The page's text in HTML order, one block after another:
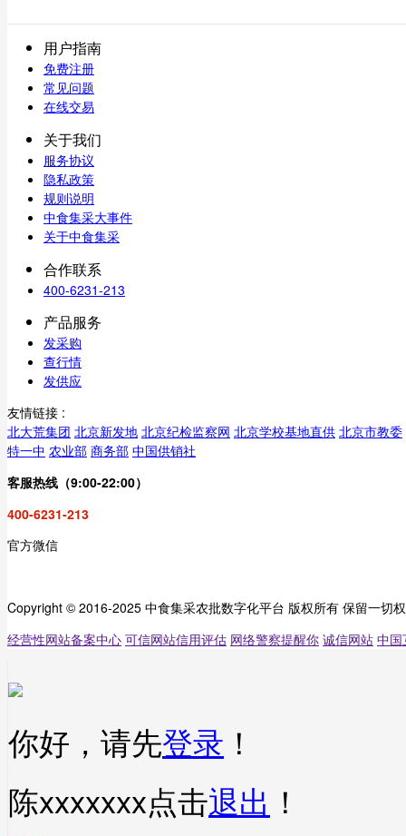
用户指南
免费注册
常见问题
在线交易
关于我们
服务协议
隐私政策
规则说明
中食集采大事件
关于中食集采
合作联系
400-6231-213
产品服务
发采购
查行情
发供应
友情链接 :
北大荒集团 北京新发地 北京纪检监察网 北京学校基地直供 北京市教委
特一中 农业部 商务部 中国供销社
客服热线（9:00-22:00）
400-6231-213
官方微信
Copyright © 2016-2025 中食集采农批数字化平台 版权所有 保留一切
经营性网站备案中心 可信网站信用评估 网络警察提醒你 诚信网站 中国
你好，请先登录 ！
陈xxxxxxx点击退出 ！